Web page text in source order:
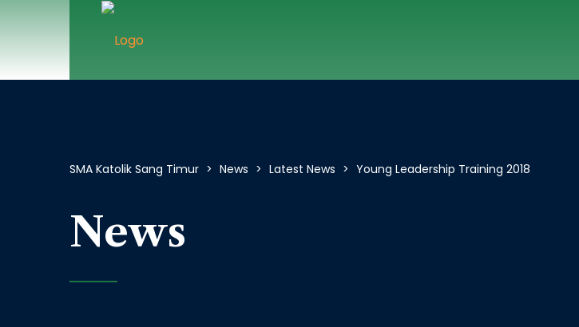
SMA Katolik Sang Timur > News > Latest News > Young Leadership Training 2018
News